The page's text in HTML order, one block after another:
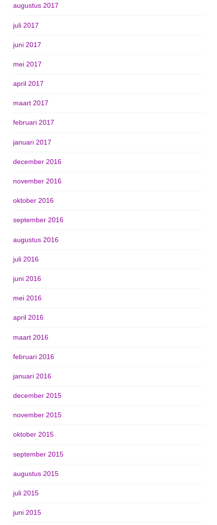
augustus 2017
juli 2017
juni 2017
mei 2017
april 2017
maart 2017
februari 2017
januari 2017
december 2016
november 2016
oktober 2016
september 2016
augustus 2016
juli 2016
juni 2016
mei 2016
april 2016
maart 2016
februari 2016
januari 2016
december 2015
november 2015
oktober 2015
september 2015
augustus 2015
juli 2015
juni 2015